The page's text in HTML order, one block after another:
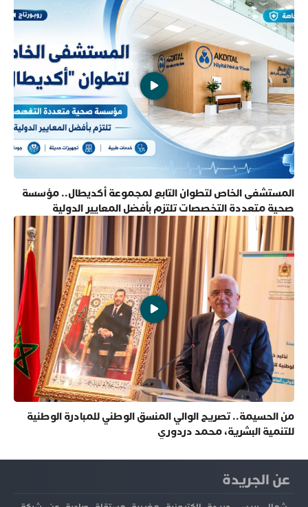
المستشفى الخاص لتطوان التابع لمجموعة أكديطال.. مؤسسة
صحية متعددة التخصصات تلتزم بأفضل المعايير الدولية
من الحسيمة.. تصريح الوالي المنسق الوطني للمبادرة الوطنية
للتنمية البشرية، محمد دردوري
عن الجريدة